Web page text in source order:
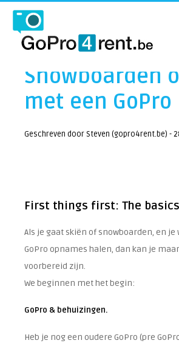
Tips & Tricks:
Snowboarden
met een GoPro
Geschreven door Steven (gopro4rent.be) -
First things first: The basics
Als je gaat skiën of snowboarden, en je
GoPro opnames halen, dan kan je
voorbereid zijn.
We beginnen met het begin:
GoPro & behuizingen.
Heb je nog een oudere GoPro (pre